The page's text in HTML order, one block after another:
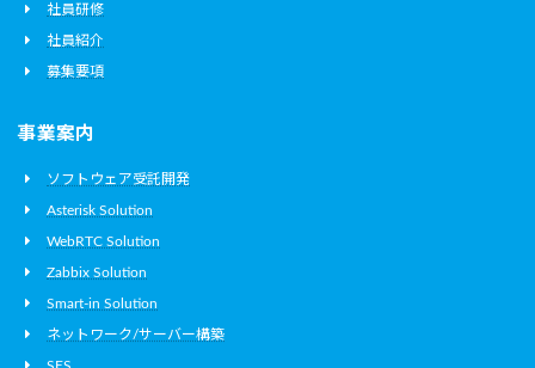
社員研修
社員紹介
募集要項
事業案内
ソフトウェア受託開発
Asterisk Solution
WebRTC Solution
Zabbix Solution
Smart-in Solution
ネットワーク/サーバー構築